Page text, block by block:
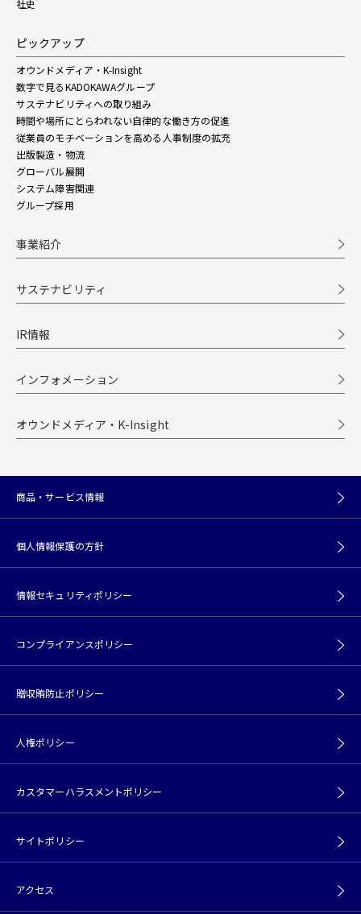
社史
ピックアップ
オウンドメディア・K-Insight
数字で見るKADOKAWAグループ
サステナビリティへの取り組み
時間や場所にとらわれない自律的な働き方の促進
従業員のモチベーションを高める人事制度の拡充
出版製造・物流
グローバル展開
システム障害関連
グループ採用
事業紹介
サステナビリティ
IR情報
インフォメーション
オウンドメディア・K-Insight
商品・サービス情報
個人情報保護の方針
情報セキュリティポリシー
コンプライアンスポリシー
贈収賄防止ポリシー
人権ポリシー
カスタマーハラスメントポリシー
サイトポリシー
アクセス